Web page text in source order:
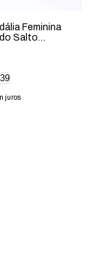
Feminina
Salto
39
juros